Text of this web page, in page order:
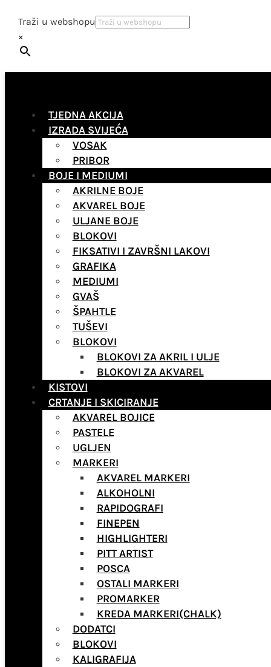
Traži u webshopu
×
TJEDNA AKCIJA
IZRADA SVIJEĆA
VOSAK
PRIBOR
BOJE I MEDIUMI
AKRILNE BOJE
AKVAREL BOJE
ULJANE BOJE
BLOKOVI
FIKSATIVI I ZAVRŠNI LAKOVI
GRAFIKA
MEDIUMI
GVAŠ
ŠPAHTLE
TUŠEVI
BLOKOVI
BLOKOVI ZA AKRIL I ULJE
BLOKOVI ZA AKVAREL
KISTOVI
CRTANJE I SKICIRANJE
AKVAREL BOJICE
PASTELE
UGLJEN
MARKERI
AKVAREL MARKERI
ALKOHOLNI
RAPIDOGRAFI
FINEPEN
HIGHLIGHTERI
PITT ARTIST
POSCA
OSTALI MARKERI
PROMARKER
KREDA MARKERI(CHALK)
DODATCI
BLOKOVI
KALIGRAFIJA